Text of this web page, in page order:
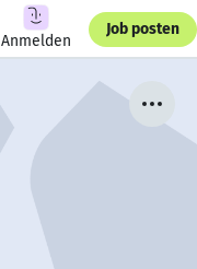
Anmelden
Job posten